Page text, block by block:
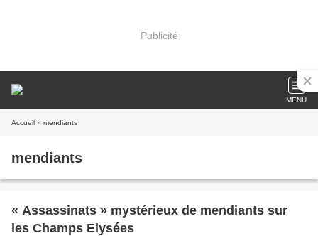
Publicité
MENU
Accueil » mendiants
mendiants
« Assassinats » mystérieux de mendiants sur
les Champs Elysées